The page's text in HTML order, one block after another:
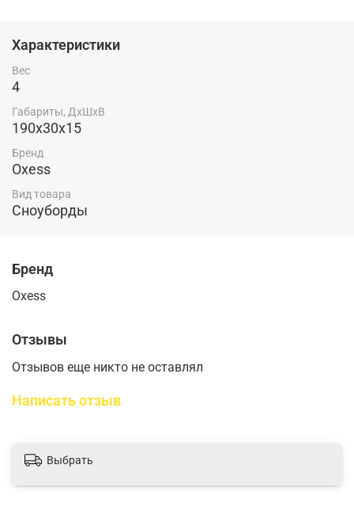
Характеристики
Вес
4
Габариты, ДхШхВ
190х30х15
Бренд
Oxess
Вид товара
Сноуборды
Бренд
Oxess
Отзывы
Отзывов еще никто не оставлял
Написать отзыв
Выбрать